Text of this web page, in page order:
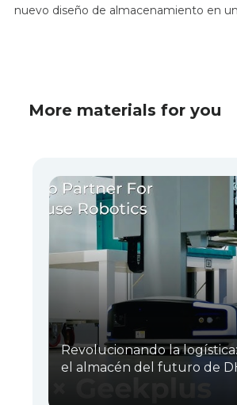
nuevo diseño de almacenamiento en
More materials for you
Revolucionando la
el almacén del futuro de